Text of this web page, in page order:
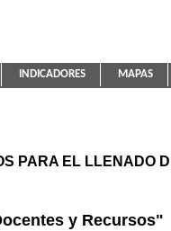
Educativa
INDICADORES MAPAS
PARA EL LLENADO
y Recursos"